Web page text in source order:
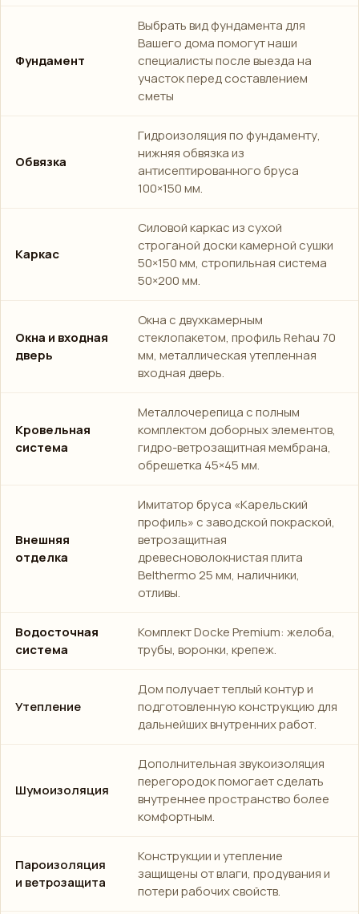
Фундамент
Выбрать вид фундамента для
Вашего дома помогут наши
специалисты после выезда на
участок перед составлением
сметы
Обвязка
Гидроизоляция по фундаменту,
нижняя обвязка из
антисептированного бруса
100×150 мм.
Каркас
Силовой каркас из сухой
строганой доски камерной сушки
50×150 мм, стропильная система
50×200 мм.
Окна и входная
дверь
Окна с двухкамерным
стеклопакетом, профиль Rehau 70
мм, металлическая утепленная
входная дверь.
Кровельная
система
Металлочерепица с полным
комплектом доборных элементов,
гидро-ветрозащитная мембрана,
обрешетка 45×45 мм.
Внешняя
отделка
Имитатор бруса «Карельский
профиль» с заводской покраской,
ветрозащитная
древесноволокнистая плита
Belthermo 25 мм, наличники,
отливы.
Водосточная
система
Комплект Docke Premium: желоба,
трубы, воронки, крепеж.
Утепление
Дом получает теплый контур и
подготовленную конструкцию для
дальнейших внутренних работ.
Шумоизоляция
Дополнительная звукоизоляция
перегородок помогает сделать
внутреннее пространство более
комфортным.
Пароизоляция
и ветрозащита
Конструкции и утепление
защищены от влаги, продувания и
потери рабочих свойств.